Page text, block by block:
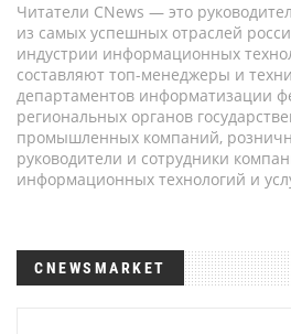
Читатели CNews — это
из самых успешных отраслей
индустрии информационных
составляют топ-менеджеры и
департаментов информатизации
региональных органов
промышленных компаний,
руководители и сотрудники
информационных технологий и
CNEWSMARKET